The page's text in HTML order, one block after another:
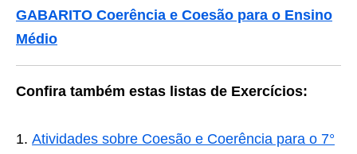
GABARITO Coerência e Coesão para o Ensino
Médio
Confira também estas listas de Exercícios:
Atividades sobre Coesão e Coerência para o 7°